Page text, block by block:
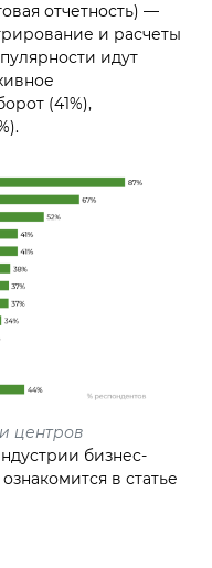
отчетность) —
и расчеты
идут
(41%),
центров
бизнес-
в статье